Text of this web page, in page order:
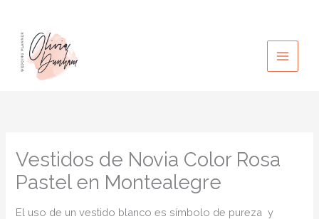
contenido
Vestidos de Novia Color Rosa
Pastel en Montealegre
El uso de un vestido blanco es símbolo de pureza y